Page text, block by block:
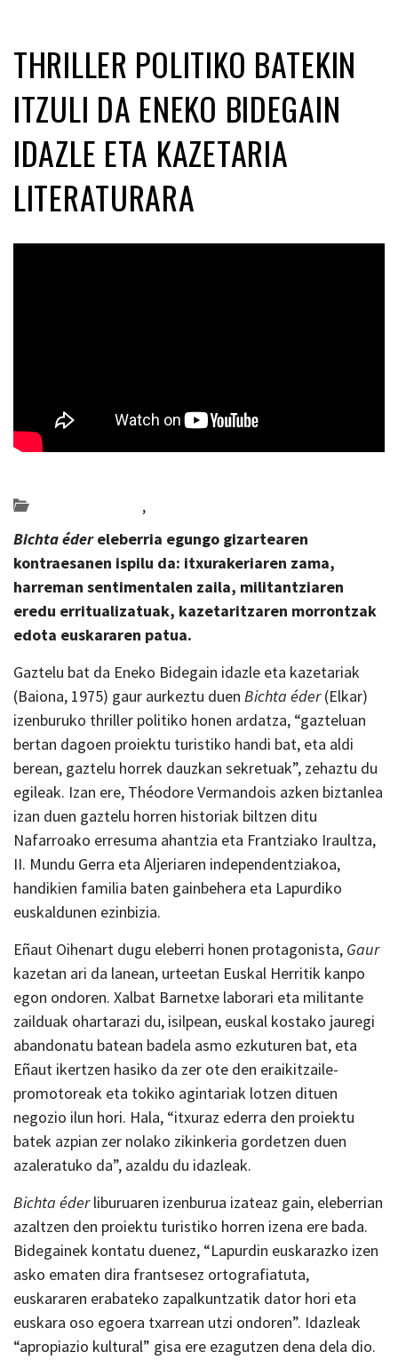
THRILLER POLITIKO BATEKIN
ITZULI DA ENEKO BIDEGAIN
IDAZLE ETA KAZETARIA
LITERATURARA
,
Bichta édereleberria egungo gizartearen
kontraesanen ispilu da: itxurakeriaren zama,
harreman sentimentalen zaila, militantziaren
eredu erritualizatuak, kazetaritzaren morrontzak
edota euskararen patua.
Gaztelu bat da Eneko Bidegain idazle eta kazetariak
(Baiona, 1975) gaur aurkeztu duen Bichta éder(Elkar)
izenburuko thriller politiko honen ardatza, “gazteluan
bertan dagoen proiektu turistiko handi bat, eta aldi
berean, gaztelu horrek dauzkan sekretuak”, zehaztu du
egileak. Izan ere, Théodore Vermandois azken biztanlea
izan duen gaztelu horren historiak biltzen ditu
Nafarroako erresuma ahantzia eta Frantziako Iraultza,
II. Mundu Gerra eta Aljeriaren independentziakoa,
handikien familia baten gainbehera eta Lapurdiko
euskaldunen ezinbizia.
Eñaut Oihenart dugu eleberri honen protagonista, Gaur
kazetan ari da lanean, urteetan Euskal Herritik kanpo
egon ondoren. Xalbat Barnetxe laborari eta militante
zailduak ohartarazi du, isilpean, euskal kostako jauregi
abandonatu batean badela asmo ezkuturen bat, eta
Eñaut ikertzen hasiko da zer ote den eraikitzaile-
promotoreak eta tokiko agintariak lotzen dituen
negozio ilun hori. Hala, “itxuraz ederra den proiektu
batek azpian zer nolako zikinkeria gordetzen duen
azaleratuko da”, azaldu du idazleak.
Bichta éderliburuaren izenburua izateaz gain, eleberrian
azaltzen den proiektu turistiko horren izena ere bada.
Bidegainek kontatu duenez, “Lapurdin euskarazko izen
asko ematen dira frantsesez ortografiatuta,
euskararen erabateko zapalkuntzatik dator hori eta
euskara oso egoera txarrean utzi ondoren”. Idazleak
“apropiazio kultural” gisa ere ezagutzen dena dela dio.